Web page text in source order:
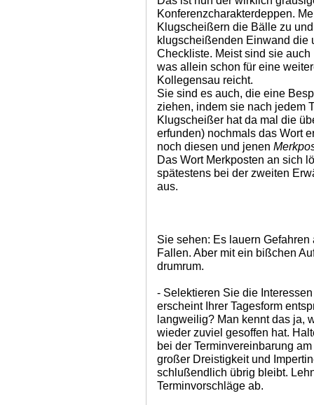
Konferenzcharakterdeppen.
Klugscheißern die Bälle zu
klugscheißenden Einwand die
Checkliste. Meist sind sie
was allein schon für eine
Kollegensau reicht.
Sie sind es auch, die eine
ziehen, indem sie nach jedem
Klugscheißer hat da mal die
erfunden) nochmals das Wort
noch diesen und jenen
Das Wort Merkposten an sich
spätestens bei der zweiten
aus.
Sie sehen: Es lauern
Fallen. Aber mit ein bißchen
drumrum.
- Selektieren Sie die
erscheint Ihrer Tagesform
langweilig? Man kennt das ja,
wieder zuviel gesoffen hat.
bei der Terminvereinbarung
großer Dreistigkeit und
schlußendlich übrig bleibt.
Terminvorschläge ab.